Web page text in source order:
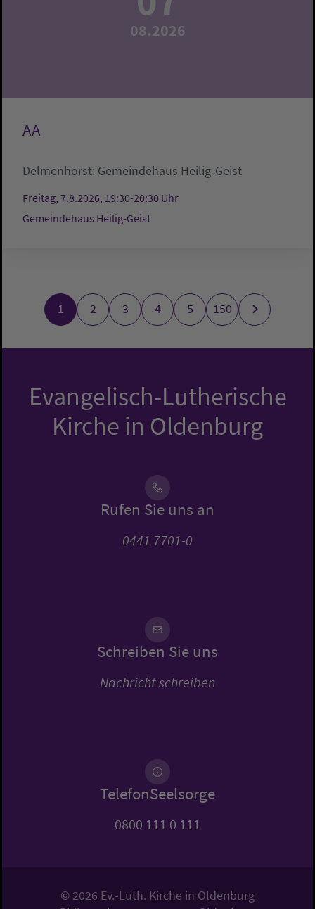
08.2026
AA
Delmenhorst: Gemeindehaus Heilig-Geist
Freitag, 7.8.2026, 19:30-20:30 Uhr
Gemeindehaus Heilig-Geist
1 2 3 4 5 150
Evangelisch-Lutherische
Kirche in Oldenburg
Rufen Sie uns an
0441 7701-0
Schreiben Sie uns
Nachricht schreiben
TelefonSeelsorge
0800 111 0 111
© 2026 Ev.-Luth. Kirche in Oldenburg